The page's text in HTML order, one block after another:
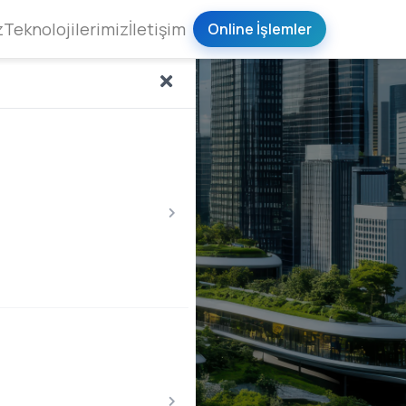
Teknolojilerimizİletişim Online İşlemler
& Gateway Uzaktan Sayaç Okuma
Su sayacı, ısı sayacı ve diğer
ölçüm cihazlarını uzaktan
okuyarak faturalama, kaçak
tespit ve kayıp-kaçak analizlerini
otomatikleştiriyoruz.
Sayaç Çözümleri